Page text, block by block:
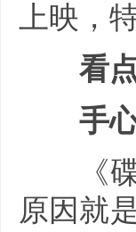
上映，
看点
手心
《碟
原因就